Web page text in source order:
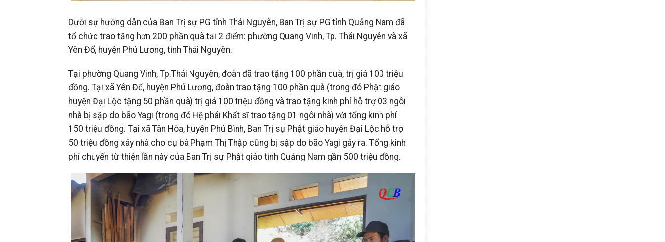
Dưới sự hướng dẫn của Ban Trị sự PG tỉnh Thái Nguyên, Ban Trị sự PG tỉnh Quảng Nam đã
tổ chức trao tặng hơn 200 phần quà tại 2 điểm: phường Quang Vinh, Tp. Thái Nguyên và xã
Yên Đổ, huyện Phú Lương, tỉnh Thái Nguyên.
Tại phường Quang Vinh, Tp.Thái Nguyên, đoàn đã trao tặng 100 phần quà, trị giá 100 triệu
đồng. Tại xã Yên Đổ, huyện Phú Lương, đoàn trao tặng 100 phần quà (trong đó Phật giáo
huyện Đại Lộc tặng 50 phần quà) trị giá 100 triệu đồng và trao tặng kinh phí hỗ trợ 03 ngôi
nhà bị sập do bão Yagi (trong đó Hệ phái Khất sĩ trao tặng 01 ngôi nhà) với tổng kinh phí
150 triệu đồng. Tại xã Tân Hòa, huyện Phú Bình, Ban Trị sự Phật giáo huyện Đại Lộc hỗ trợ
50 triệu đồng xây nhà cho cụ bà Phạm Thị Thập cũng bị sập do bão Yagi gây ra. Tổng kinh
phí chuyến từ thiện lần này của Ban Trị sự Phật giáo tỉnh Quảng Nam gần 500 triệu đồng.